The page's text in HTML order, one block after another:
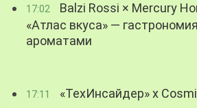
17:02
Balzi Rossi × Mercury
«Атлас вкуса» —
ароматами
17:11 «ТехИнсайдер» х